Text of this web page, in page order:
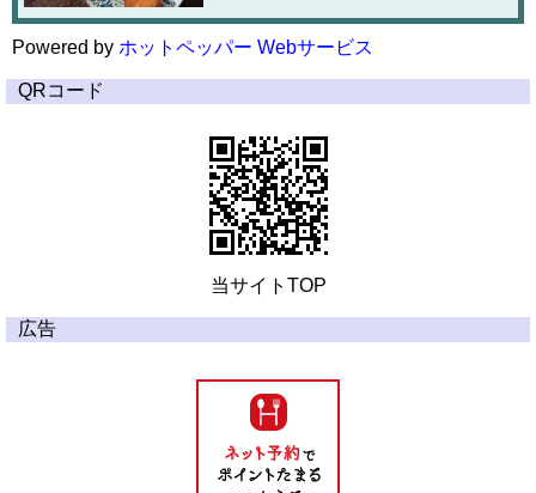
Powered by ホットペッパー Webサービス
QRコード
当サイトTOP
広告